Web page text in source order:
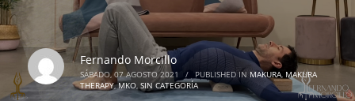
Fernando Morcillo
SÁBADO, 07 AGOSTO 2021 / PUBLISHED INMAKURA, MAKURA
THERAPY,MKO, SIN CATEGORÍA